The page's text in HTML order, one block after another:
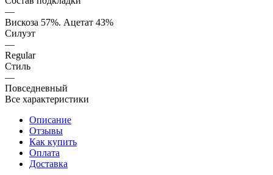
—
Вискоза 57%. Ацетат 43%
Силуэт
—
Regular
Стиль
—
Повседневный
Все характеристики
Описание
Отзывы
Как купить
Оплата
Доставка